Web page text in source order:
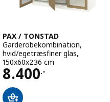
Anmeldelser i alt:
PAX / TONSTAD
Garderobekombination,
hvid/egetræsfiner glas,
150x60x236 cm
8.400.-
Pris 8400.-